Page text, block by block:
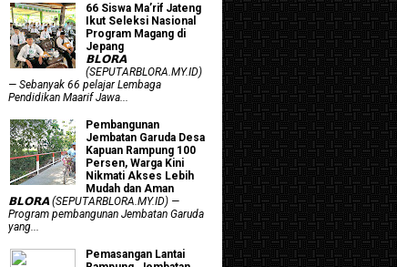
66 Siswa Ma’rif Jateng
Ikut Seleksi Nasional
Program Magang di
Jepang
𝗕𝗟𝗢𝗥𝗔
(SEPUTARBLORA.MY.ID)
— Sebanyak 66 pelajar Lembaga
Pendidikan Maarif Jawa...
Pembangunan
Jembatan Garuda Desa
Kapuan Rampung 100
Persen, Warga Kini
Nikmati Akses Lebih
Mudah dan Aman
𝗕𝗟𝗢𝗥𝗔 (SEPUTARBLORA.MY.ID) —
Program pembangunan Jembatan Garuda
yang...
Pemasangan Lantai